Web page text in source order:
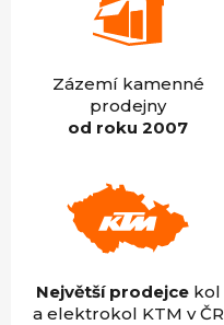
Zázemí kamenné
prodejny
od roku 2007
Největší prodejcekol
a elektrokol KTM v ČR